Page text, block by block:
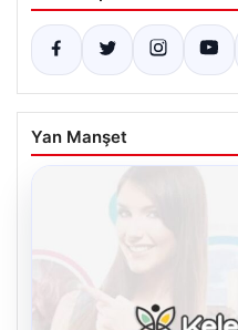
Yan Manşet